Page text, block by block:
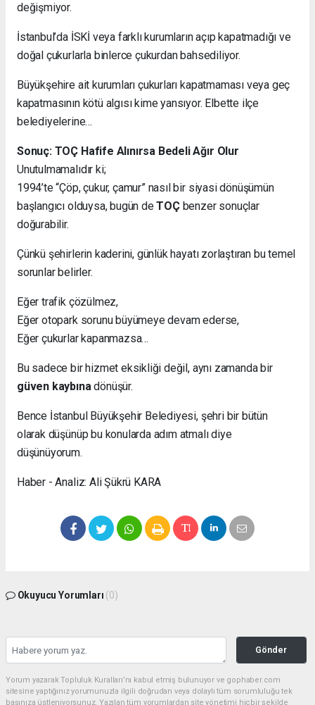
değişmiyor.
İstanbul’da İSKİ veya farklı kurumların açıp kapatmadığı ve
doğal çukurlarla binlerce çukurdan bahsediliyor.
Büyükşehire ait kurumları çukurları kapatmaması veya geç
kapatmasının kötü algısı kime yansıyor. Elbette ilçe
belediyelerine…
Sonuç: TOÇ Hafife Alınırsa Bedeli Ağır Olur
Unutulmamalıdır ki;
1994’te “Çöp, çukur, çamur” nasıl bir siyasi dönüşümün
başlangıcı olduysa, bugün deTOÇbenzer sonuçlar
doğurabilir.
Çünkü şehirlerin kaderini, günlük hayatı zorlaştıran bu temel
sorunlar belirler.
Eğer trafik çözülmez,
Eğer otopark sorunu büyümeye devam ederse,
Eğer çukurlar kapanmazsa…
Bu sadece bir hizmet eksikliği değil, aynı zamanda bir
güven kaybınadönüşür.
Bence İstanbul Büyükşehir Belediyesi, şehri bir bütün
olarak düşünüp bu konularda adım atmalı diye
düşünüyorum.
Haber - Analiz: Ali Şükrü KARA
Okuyucu Yorumları (0)
Gönder
Yorum yazarak Topluluk Kuralları’nı kabul etmiş bulunuyor ve gophaber.com
sitesine yaptığınız yorumunuzla ilgili doğrudan veya dolaylı tüm sorumluluğu tek
başınıza üstleniyorsunuz. Yazılan tüm yorumlardan site yönetimi hiçbir şekilde